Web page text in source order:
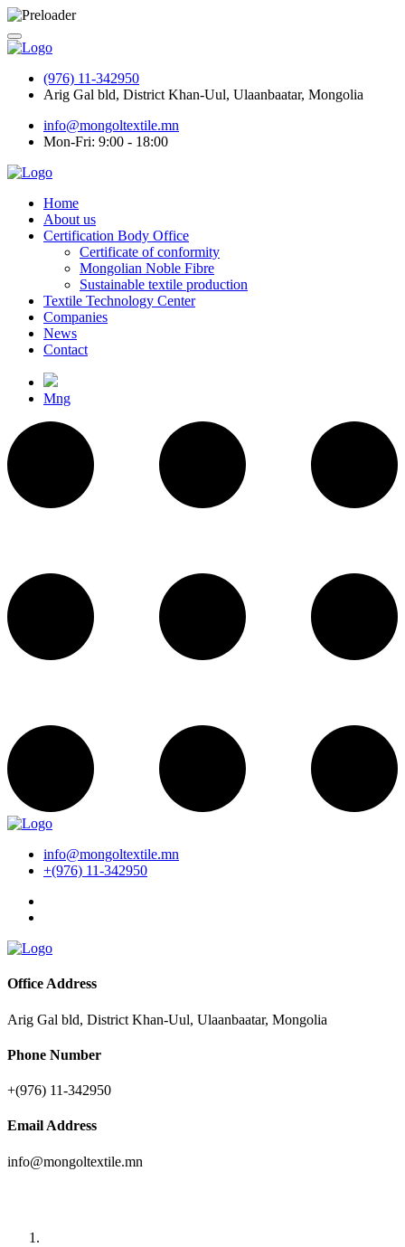
(976) 11-342950
Arig Gal bld, District Khan-Uul, Ulaanbaatar, Mongolia
info@mongoltextile.mn
Mon-Fri: 9:00 - 18:00
Home
About us
Certification Body Office
Certificate of conformity
Mongolian Noble Fibre
Sustainable textile production
Textile Technology Center
Companies
News
Contact
Mng
info@mongoltextile.mn
+(976) 11-342950
Office Address
Arig Gal bld, District Khan-Uul, Ulaanbaatar, Mongolia
Phone Number
+(976) 11-342950
Email Address
info@mongoltextile.mn